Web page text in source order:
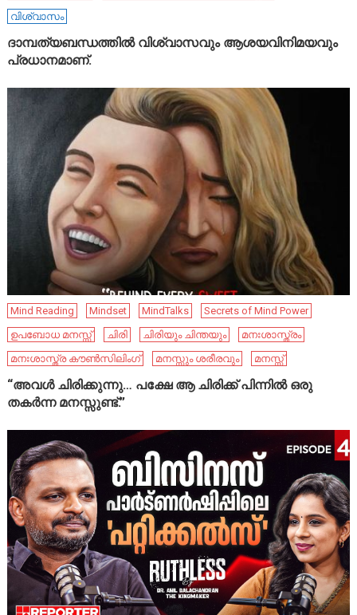
വിശ്വാസം
ദാമ്പത്യബന്ധത്തിൽ വിശ്വാസവും ആശയവിനിമയവും
പ്രധാനമാണ്.
Mind Reading Mindset MindTalks
Secrets of Mind Power
ഉപബോധ മനസ്സ്
ചിരി ചിരിയും ചിന്തയും
മനഃശാസ്ത്രം
മനഃശാസ്ത്ര കൗൺസിലിംഗ്
മനസ്സും ശരീരവും മനസ്സ്
“അവൾ ചിരിക്കുന്നു… പക്ഷേ ആ ചിരിക്ക് പിന്നിൽ ഒരു
തകർന്ന മനസ്സുണ്ട്.”